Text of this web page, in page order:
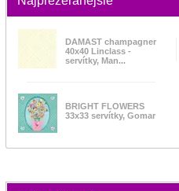
DAMAST champagner
40x40 Linclass -
servítky, Man...
BRIGHT FLOWERS
33x33 servítky, Gomar